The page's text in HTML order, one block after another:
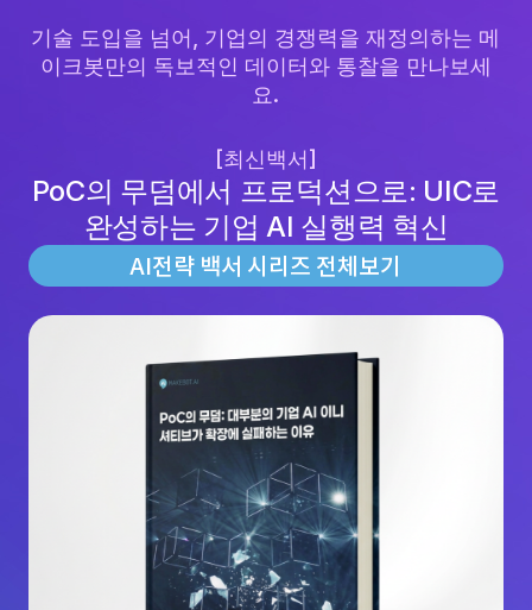
기술 도입을 넘어, 기업의 경쟁력을 재정의하는 메
이크봇만의 독보적인 데이터와 통찰을 만나보세
요.
[최신백서]
PoC의 무덤에서 프로덕션으로: UIC로
완성하는 기업 AI 실행력 혁신
AI전략 백서 시리즈 전체보기